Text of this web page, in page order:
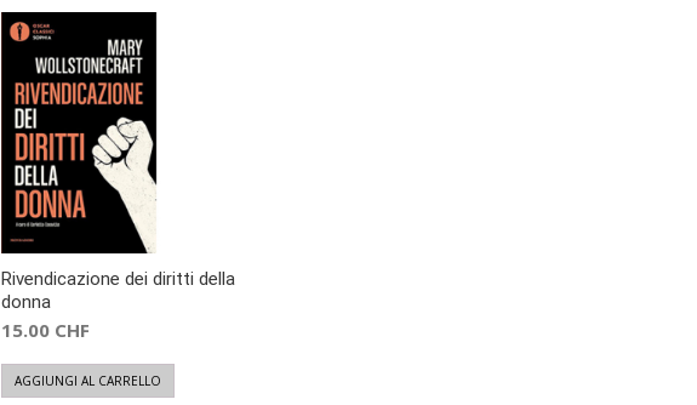
Rivendicazione dei diritti della
donna
15.00 CHF
AGGIUNGI AL CARRELLO